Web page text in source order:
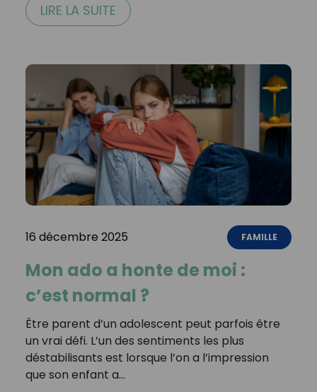
LIRE LA SUITE
16 décembre 2025 FAMILLE
Mon ado a honte de moi :
c’est normal ?
Être parent d’un adolescent peut parfois être
un vrai défi. L’un des sentiments les plus
déstabilisants est lorsque l’on a l’impression
que son enfant a…